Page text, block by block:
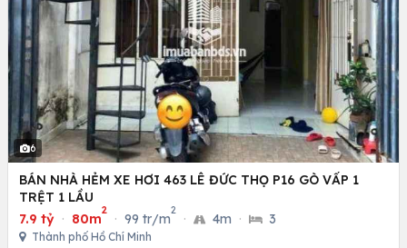
6
BÁN NHÀ HẺM XE HƠI 463 LÊ ĐỨC THỌ P16 GÒ VẤP 1
TRỆT 1 LẦU
7.9 tỷ · 80m
2
· 99 tr/m
2
· 4m · 3
Thành phố Hồ Chí Minh